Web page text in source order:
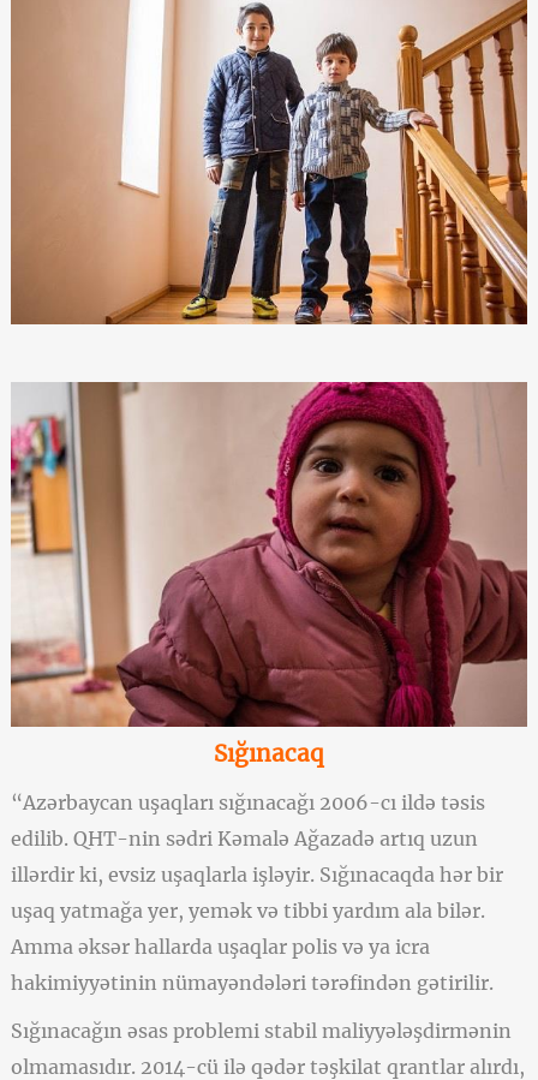
Sığınacaq
“Azərbaycan uşaqları sığınacağı 2006-cı ildə təsis
edilib. QHT-nin sədri Kəmalə Ağazadə artıq uzun
illərdir ki, evsiz uşaqlarla işləyir. Sığınacaqda hər bir
uşaq yatmağa yer, yemək və tibbi yardım ala bilər.
Amma əksər hallarda uşaqlar polis və ya icra
hakimiyyətinin nümayəndələri tərəfindən gətirilir.
Sığınacağın əsas problemi stabil maliyyələşdirmənin
olmamasıdır. 2014-cü ilə qədər təşkilat qrantlar alırdı,